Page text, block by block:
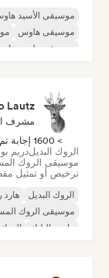
موسيقى الأسيد
موسيقى هاوس
موسيقى هاوس
Lautz
مشرف
> 1600 إجابة تم تقديمها
الروك البديلدريم
موسيقى الروك
ترخيص أو تمثيل
الروك البديل هارد
موسيقى الروك
ما بعد البانك